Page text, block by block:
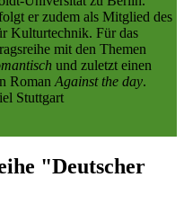
er zudem als Mitglied des
Kulturtechnik. Für das
mit den Themen
und zuletzt einen
Roman Against the day.
Stuttgart
"Deutscher